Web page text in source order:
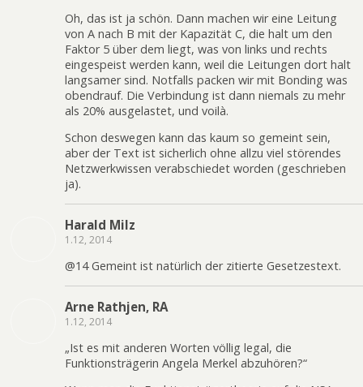
Oh, das ist ja schön. Dann machen wir eine Leitung
von A nach B mit der Kapazität C, die halt um den
Faktor 5 über dem liegt, was von links und rechts
eingespeist werden kann, weil die Leitungen dort halt
langsamer sind. Notfalls packen wir mit Bonding was
obendrauf. Die Verbindung ist dann niemals zu mehr
als 20% ausgelastet, und voilà.
Schon deswegen kann das kaum so gemeint sein,
aber der Text ist sicherlich ohne allzu viel störendes
Netzwerkwissen verabschiedet worden (geschrieben
ja).
Harald Milz
1.12, 2014
@14 Gemeint ist natürlich der zitierte Gesetzestext.
Arne Rathjen, RA
1.12, 2014
„Ist es mit anderen Worten völlig legal, die
Funktionsträgerin Angela Merkel abzuhören?“